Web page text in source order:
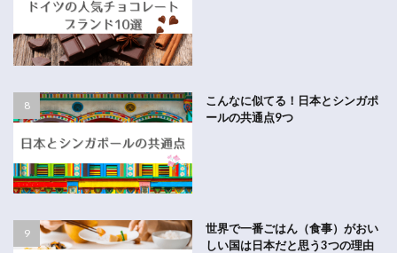
こんなに似てる！日本とシンガポ
ールの共通点9つ
世界で一番ごはん（食事）がおい
しい国は日本だと思う3つの理由